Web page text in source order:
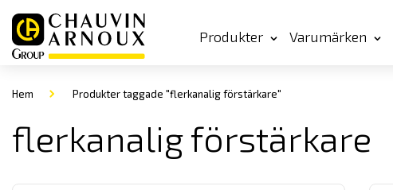
Produkter Varumärken
Hem Produkter taggade "flerkanalig förstärkare"
flerkanalig förstärkare